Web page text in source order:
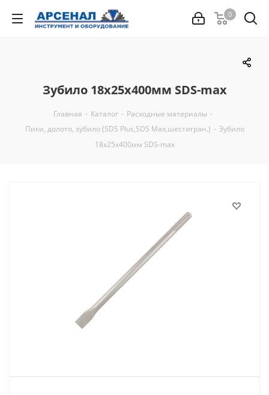
0
Зубило 18х25х400мм SDS-max
Главная - Каталог - Расходные материалы -
Пики, долото, зубило (SDS Plus,SDS Max,шестигран.) - Зубило
18х25х400мм SDS-max